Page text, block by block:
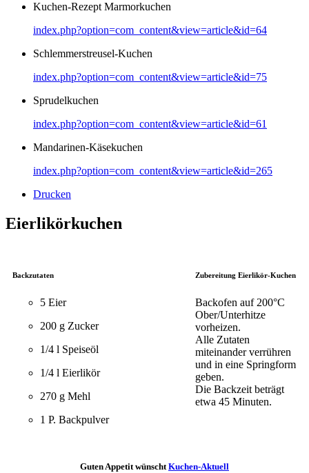
Kuchen-Rezept Marmorkuchen
index.php?option=com_content&view=article&id=64
Schlemmerstreusel-Kuchen
index.php?option=com_content&view=article&id=75
Sprudelkuchen
index.php?option=com_content&view=article&id=61
Mandarinen-Käsekuchen
index.php?option=com_content&view=article&id=265
Drucken
Eierlikörkuchen
Backzutaten
5 Eier
200 g Zucker
1/4 l Speiseöl
1/4 l Eierlikör
270 g Mehl
1 P. Backpulver
Zubereitung Eierlikör-Kuchen
Backofen auf 200°C
Ober/Unterhitze
vorheizen.
Alle Zutaten
miteinander verrühren
und in eine Springform
geben.
Die Backzeit beträgt
etwa 45 Minuten.
Guten Appetit wünscht Kuchen-Aktuell